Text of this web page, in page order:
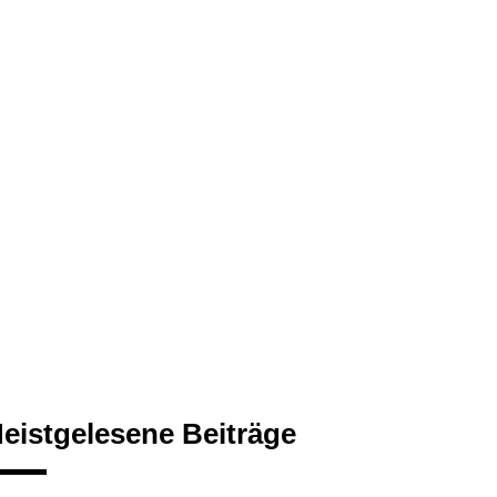
Beiträge